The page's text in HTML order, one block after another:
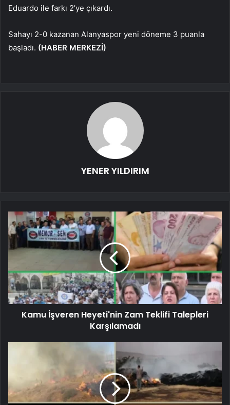
Eduardo ile farkı 2’ye çıkardı.
Sahayı 2-0 kazanan Alanyaspor yeni döneme 3 puanla
başladı. (HABER MERKEZİ)
YENER YILDIRIM
Kamu İşveren Heyeti'nin Zam Teklifi Talepleri
Karşılamadı